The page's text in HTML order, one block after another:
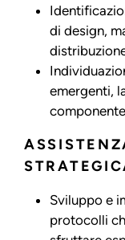
di design,
emergenti,
Sviluppo e
protocolli